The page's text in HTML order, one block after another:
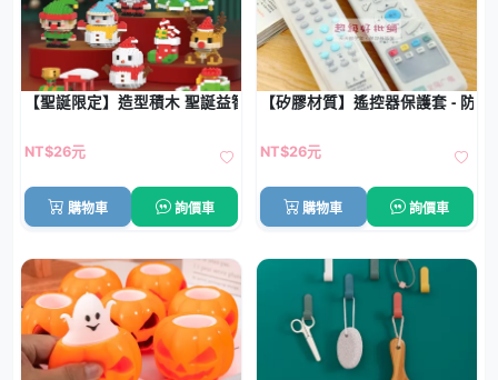
【聖誕限定】造型積木 聖誕益智拼裝DIY
NT$26元
購物車 詢價車
【矽膠材質】遙控器保護套 - 防
NT$26元
購物車 詢價車